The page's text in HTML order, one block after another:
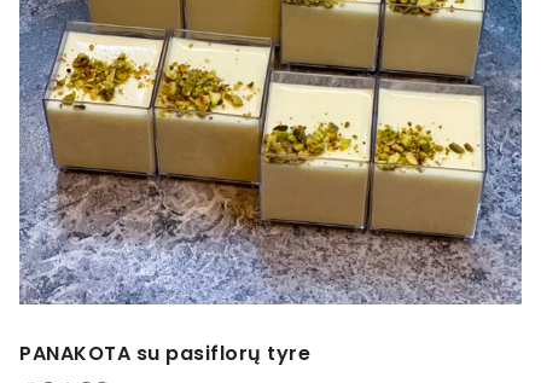
PANAKOTA su pasiflorų tyre